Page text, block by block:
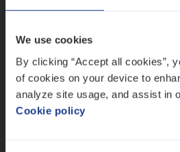
We use cookies
By clicking “Accept all cookies”,
of cookies on your device to
analyze site usage, and assist in
Cookie policy
Antwerpen
Busi­ness Mana­ger
People Management, Sales
Antwerpen